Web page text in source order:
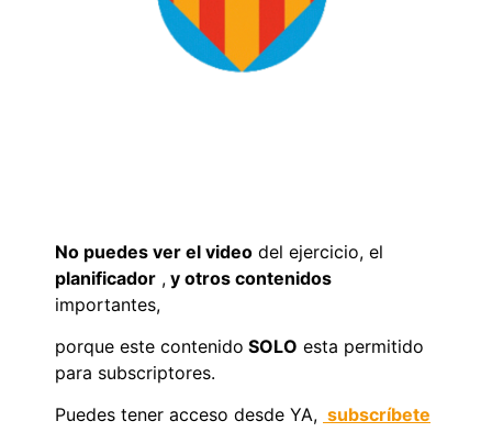
No puedes ver el video del ejercicio, el
planificador , y otros contenidos
importantes,
porque este contenido SOLO esta permitido
para subscriptores.
Puedes tener acceso desde YA, subscríbete